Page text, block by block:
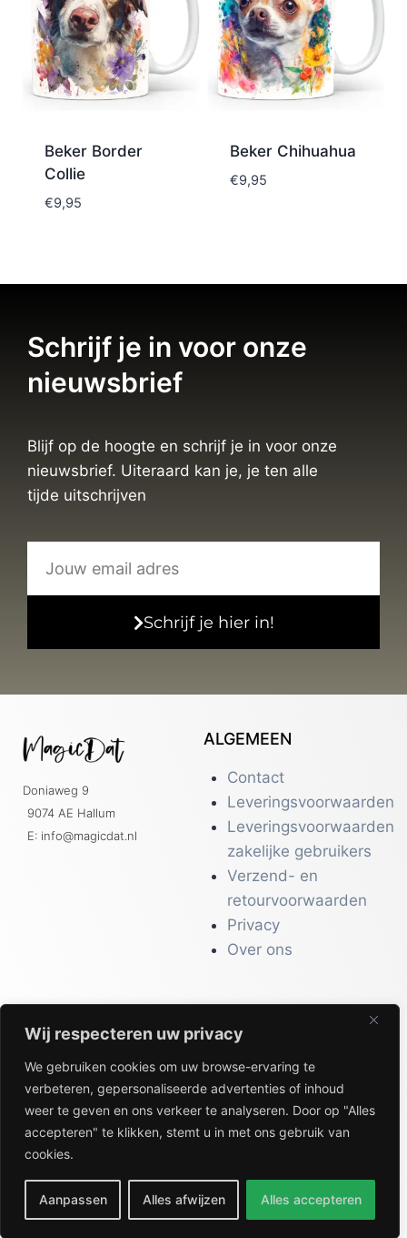
Wij respecteren uw privacy
We gebruiken cookies om uw browse-ervaring te
verbeteren, gepersonaliseerde advertenties of inhoud
weer te geven en ons verkeer te analyseren. Door op "Alles
accepteren" te klikken, stemt u in met ons gebruik van
cookies.
Aanpassen Alles afwijzen Alles accepteren
Beker Border
Collie
€9,95
Beker Chihuahua
€9,95
Schrijf je in voor onze
nieuwsbrief
Blijf op de hoogte en schrijf je in voor onze
nieuwsbrief. Uiteraard kan je, je ten alle
tijde uitschrijven
Schrijf je hier in!
Doniaweg 9
9074 AE Hallum
E: info@magicdat.nl
ALGEMEEN
Contact
Leveringsvoorwaarden
Leveringsvoorwaarden
zakelijke gebruikers
Verzend- en
retourvoorwaarden
Privacy
Over ons
CATALOGI
Workwear &
Veiligheid
Kantoor & Receptie
Gezondheid & Beauty
Keuken & Horeca